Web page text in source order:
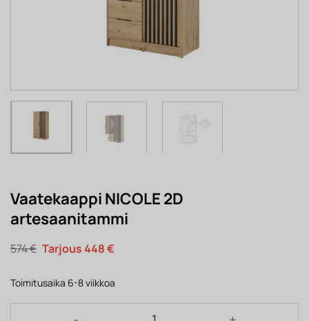
Vaatekaappi NICOLE 2D
artesaanitammi
574€ Alkuperäinen
hinta
574 €.
448€Nykyinen
448 €.
Toimitusaika 6-8 viikkoa
Vaatekaappi NICOLE 2D artesaanitammi määrä